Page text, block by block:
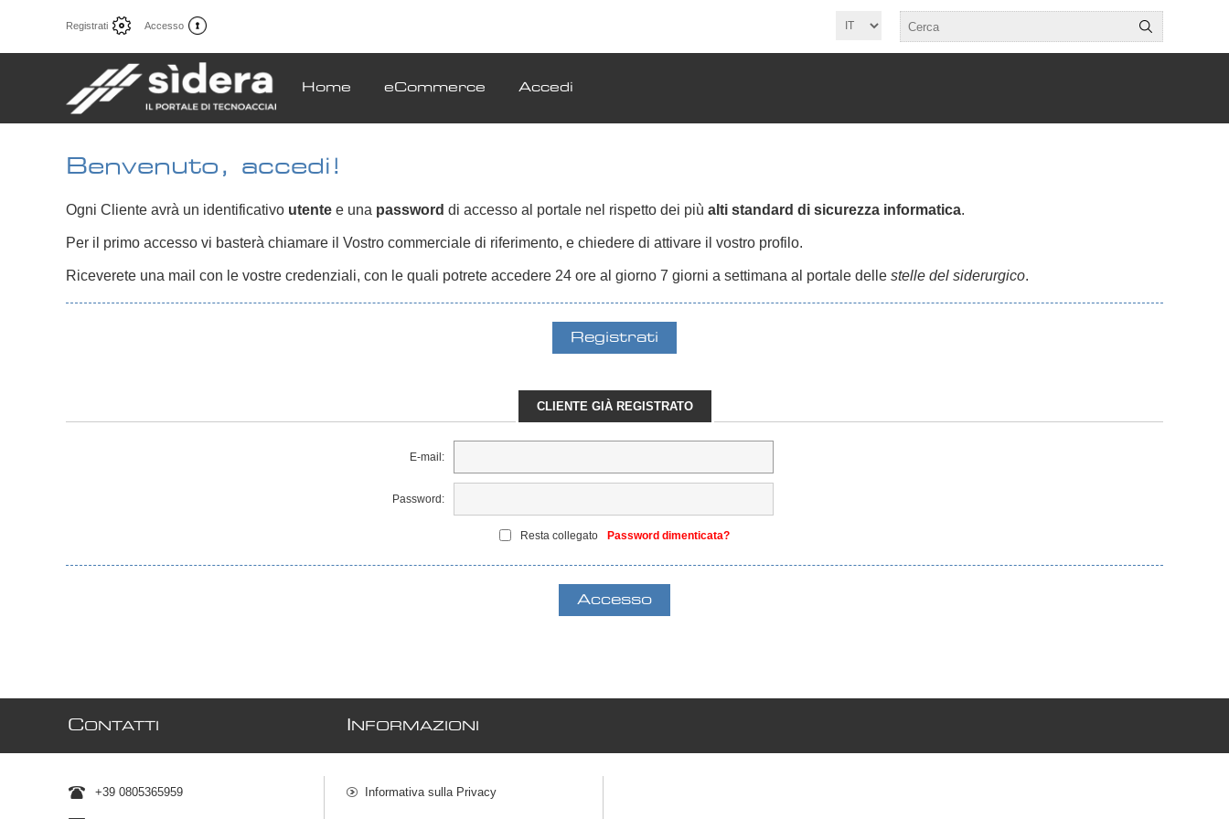
Registrati Accesso
Home eCommerce Accedi
Benvenuto, accedi!
Ogni Cliente avrà un identificativo utente e una password di accesso al portale nel rispetto dei più alti standard di sicurezza informatica.
Per il primo accesso vi basterà chiamare il Vostro commerciale di riferimento, e chiedere di attivare il vostro profilo.
Riceverete una mail con le vostre credenziali, con le quali potrete accedere 24 ore al giorno 7 giorni a settimana al portale delle stelle del siderurgico.
CLIENTE GIÀ REGISTRATO
E-mail:
Password:
Resta collegato Password dimenticata?
CONTATTI
+39 0805365959
NFORMAZIONI
Informativa sulla Privacy